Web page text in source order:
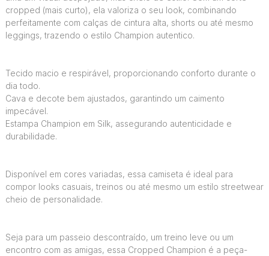
cropped (mais curto), ela valoriza o seu look, combinando
perfeitamente com calças de cintura alta, shorts ou até mesmo
leggings, trazendo o estilo Champion autentico.
Tecido macio e respirável, proporcionando conforto durante o
dia todo.
Cava e decote bem ajustados, garantindo um caimento
impecável.
Estampa Champion em Silk, assegurando autenticidade e
durabilidade.
Disponível em cores variadas, essa camiseta é ideal para
compor looks casuais, treinos ou até mesmo um estilo streetwear
cheio de personalidade.
Seja para um passeio descontraído, um treino leve ou um
encontro com as amigas, essa Cropped Champion é a peça-